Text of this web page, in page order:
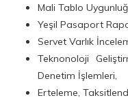
Mali Tablo
Yeşil Pasaport
Servet Varlık
Teknonoloji
Denetim İşlemleri,
Erteleme,